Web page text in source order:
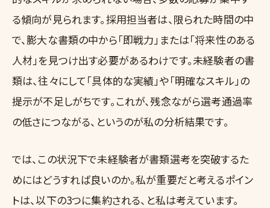
る傾向が見られます。採用担当者は、限られた時間の中
で、膨大な書類の中から「即戦力」または「将来性のある
人材」を見つけ出す必要があるわけです。未経験者の書
類は、往々にして「具体的な実績」や「明確なスキル」の
提示が不足しがちです。これが、残念ながら選考通過率
の低さにつながる、というのが私の分析結果です。
では、この状況下で未経験者が書類選考を突破するた
めにはどうすれば良いのか。私が重要だと考えるポイン
トは、以下の3つに集約される、と私は考えています。